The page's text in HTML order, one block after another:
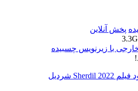
پخش آنلاین
خارجی با زیرنویس چسبیده